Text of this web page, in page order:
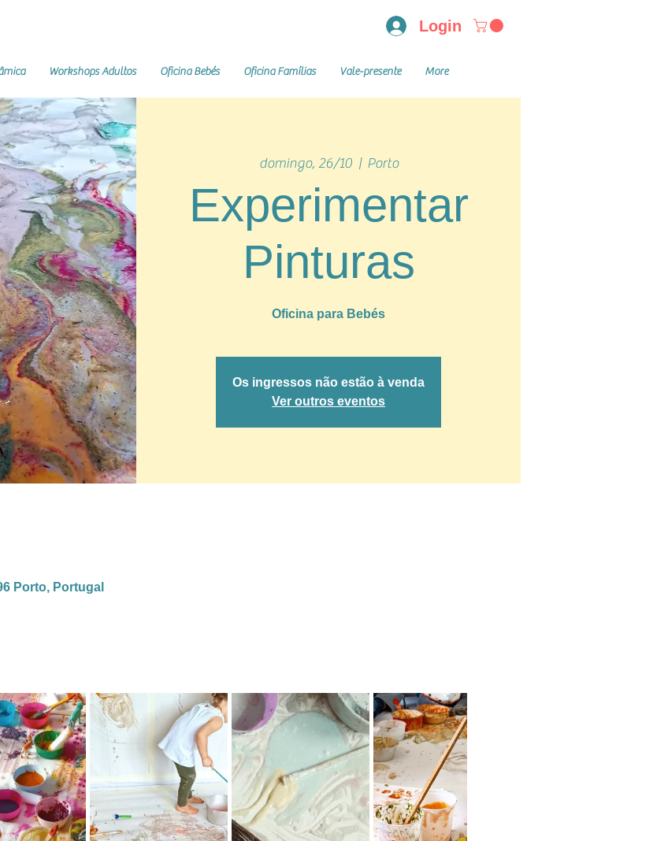
Login
Workshops Adultos Oficina Bebés Oficina Famílias Vale-presente More
domingo, 26/10
  |
Porto
Experimentar
Pinturas
Oficina para Bebés
Os ingressos não estão à venda
Ver outros eventos
Porto, Portugal